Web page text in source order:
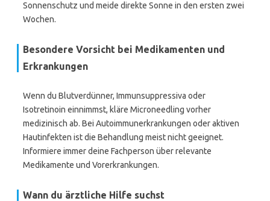
Sonnenschutz und meide direkte Sonne in den ersten zwei
Wochen.
Besondere Vorsicht bei Medikamenten und
Erkrankungen
Wenn du Blutverdünner, Immunsuppressiva oder
Isotretinoin einnimmst, kläre Microneedling vorher
medizinisch ab. Bei Autoimmunerkrankungen oder aktiven
Hautinfekten ist die Behandlung meist nicht geeignet.
Informiere immer deine Fachperson über relevante
Medikamente und Vorerkrankungen.
Wann du ärztliche Hilfe suchst